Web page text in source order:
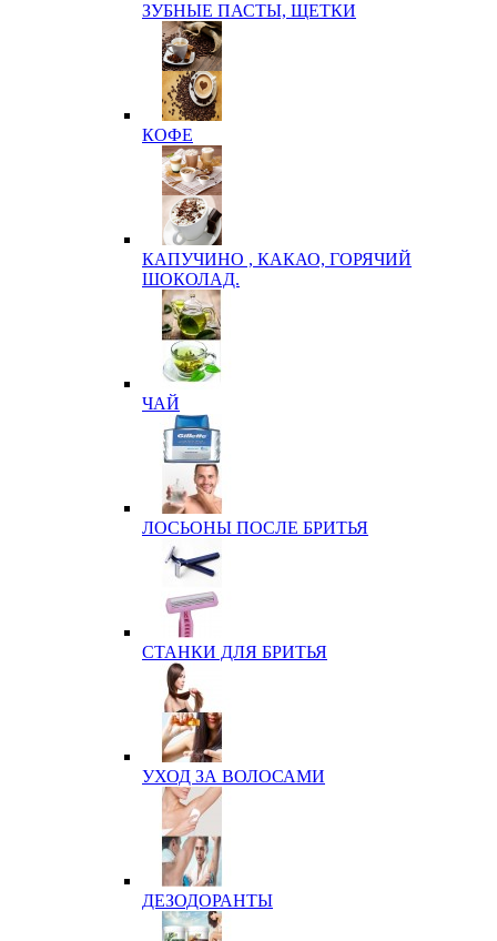
ЗУБНЫЕ ПАСТЫ, ЩЕТКИ
КОФЕ
КАПУЧИНО , КАКАО, ГОРЯЧИЙ
ШОКОЛАД.
ЧАЙ
ЛОСЬОНЫ ПОСЛЕ БРИТЬЯ
СТАНКИ ДЛЯ БРИТЬЯ
УХОД ЗА ВОЛОСАМИ
ДЕЗОДОРАНТЫ